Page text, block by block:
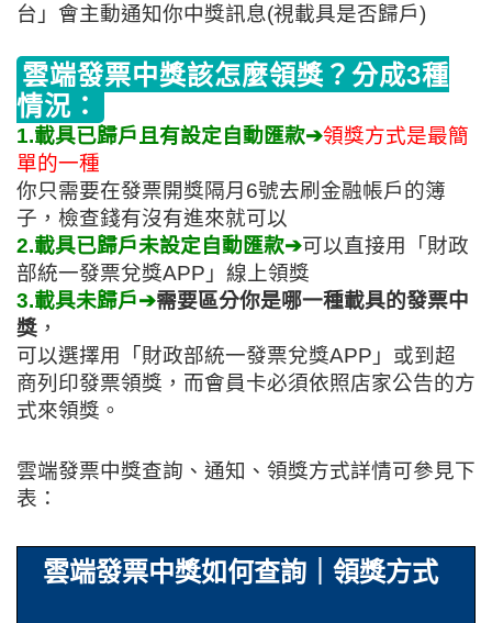
台」會主動通知你中獎訊息(視載具是否歸戶)
雲端發票中獎該怎麼領獎？分成3種
情況：
1.載具已歸戶且有設定自動匯款➔領獎方式是最簡
單的一種
你只需要在發票開獎隔月6號去刷金融帳戶的簿
子，檢查錢有沒有進來就可以
2.載具已歸戶未設定自動匯款➔可以直接用「財政
部統一發票兌獎APP」線上領獎
3.載具未歸戶➔需要區分你是哪一種載具的發票中
獎 ，
可以選擇用「財政部統一發票兌獎APP」或到超
商列印發票領獎，而會員卡必須依照店家公告的方
式來領獎。
雲端發票中獎查詢、通知、領獎方式詳情可參見下
表：
雲端發票中獎如何查詢｜領獎方式